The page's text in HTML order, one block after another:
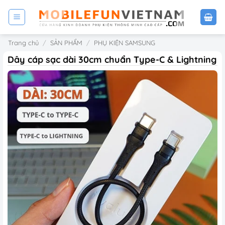
dungTrang chủ / SẢN PHẨM / PHỤ KIỆN SAMSUNG
Dây cáp sạc dài 30cm chuẩn Type-C & Lightning